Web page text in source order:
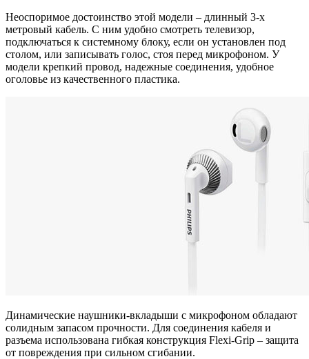
Неоспоримое достоинство этой модели – длинный 3-х
метровый кабель. С ним удобно смотреть телевизор,
подключаться к системному блоку, если он установлен под
столом, или записывать голос, стоя перед микрофоном. У
модели крепкий провод, надежные соединения, удобное
оголовье из качественного пластика.
Динамические наушники-вкладыши с микрофоном обладают
солидным запасом прочности. Для соединения кабеля и
разъема использована гибкая конструкция Flexi-Grip – защита
от повреждения при сильном сгибании.